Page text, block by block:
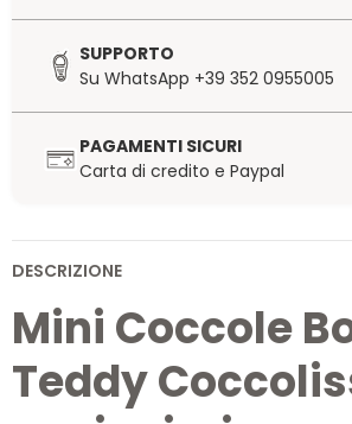
SUPPORTO
Su WhatsApp +39 352 0955005
PAGAMENTI SICURI
Carta di credito e Paypal
DESCRIZIONE
Mini Coccole
Teddy